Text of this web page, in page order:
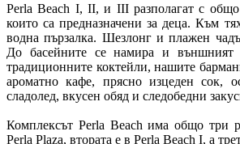
Perla Beach I, II, и III разполагат с
които са предназначени за деца. Към
водна пързалка. Шезлонг и плажен
До басейните се намира и външният
традиционните коктейли, нашите
ароматно кафе, прясно изцеден сок,
сладолед, вкусен обяд и следобедни
Комплексът Perla Beach има общо три
Perla Plaza, втората е в Perla Beach I, a